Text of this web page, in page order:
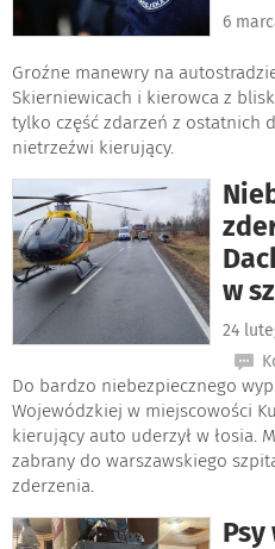
6
Groźne manewry na
Skierniewicach i kierowca z
tylko część zdarzeń z ostatnich
nietrzeźwi kierujący.
w
24
Do bardzo niebezpiecznego
Wojewódzkiej w miejscowości
kierujący auto uderzył w łosia.
zabrany do warszawskiego
zderzenia.